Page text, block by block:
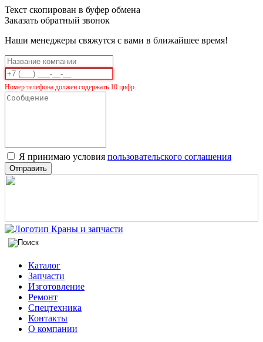
Текст скопирован в буфер обмена
Заказать обратный звонок
Наши менеджеры свяжутся с вами в ближайшее время!
Номер телефона должен содержать 10 цифр.
Я принимаю условия пользовательского соглашения
Отправить
Каталог
Запчасти
Изготовление
Ремонт
Спецтехника
Контакты
О компании